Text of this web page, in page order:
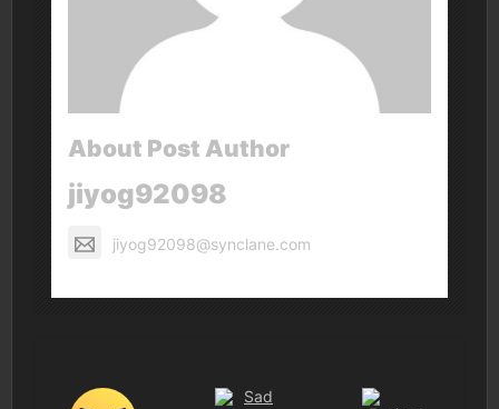
About Post Author
jiyog92098
jiyog92098@synclane.com